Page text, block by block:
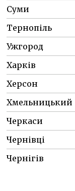
Суми
Тернопіль
Ужгород
Харків
Херсон
Хмельницький
Черкаси
Чернівці
Чернігів